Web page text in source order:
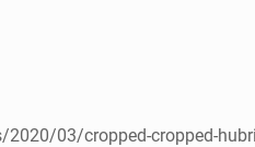
03/cropped-cropped-